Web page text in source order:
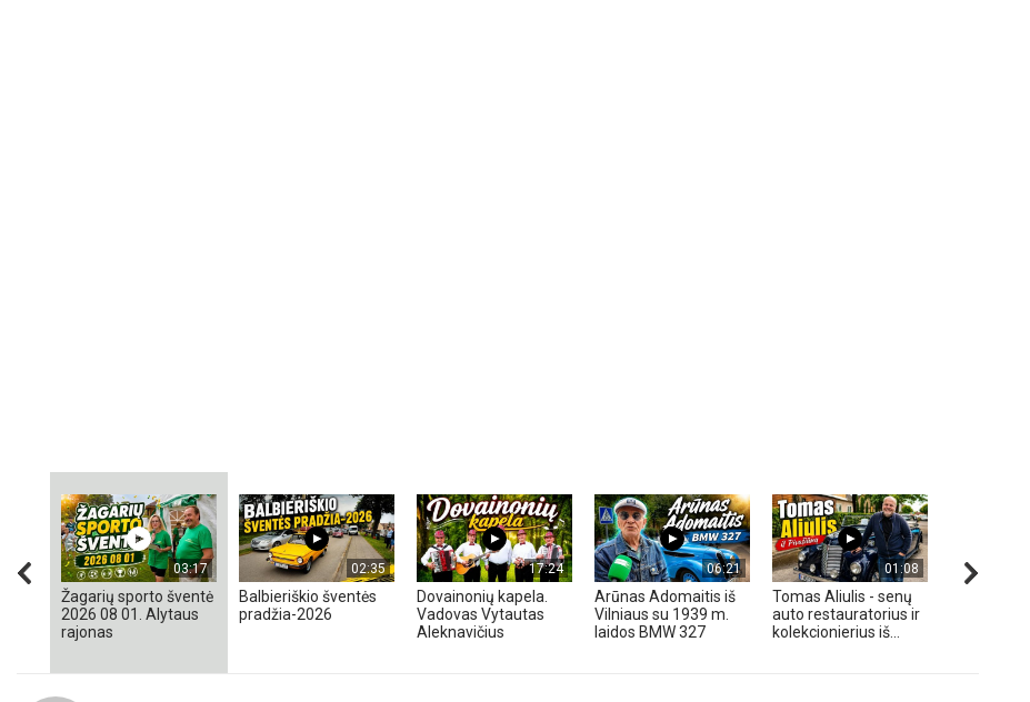
03:17
Žagarių sporto šventė
2026 08 01. Alytaus
rajonas
02:35
Balbieriškio šventės
pradžia-2026
17:24
Dovainonių kapela.
Vadovas Vytautas
Aleknavičius
06:21
Arūnas Adomaitis iš
Vilniaus su 1939 m.
laidos BMW 327
01:08
Tomas Aliulis - senų
auto restauratorius ir
kolekcionierius iš...